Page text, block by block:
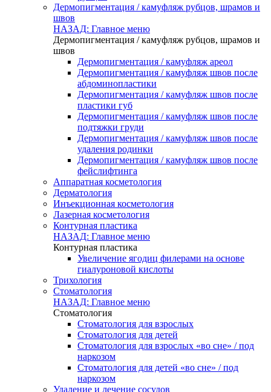
Дермопигментация / камуфляж рубцов, шрамов и
швов
НАЗАД: Главное меню
Дермопигментация / камуфляж рубцов, шрамов и
швов
Дермопигментация / камуфляж ареол
Дермопигментация / камуфляж швов после
абдоминопластики
Дермопигментация / камуфляж швов после
пластики губ
Дермопигментация / камуфляж швов после
подтяжки груди
Дермопигментация / камуфляж швов после
удаления родинки
Дермопигментация / камуфляж швов после
фейслифтинга
Аппаратная косметология
Дерматология
Инъекционная косметология
Лазерная косметология
Контурная пластика
НАЗАД: Главное меню
Контурная пластика
Увеличение ягодиц филерами на основе
гиалуроновой кислоты
Трихология
Стоматология
НАЗАД: Главное меню
Стоматология
Стоматология для взрослых
Стоматология для детей
Стоматология для взрослых «во сне» / под
наркозом
Стоматология для детей «во сне» / под
наркозом
Удаление и лечение сосудов